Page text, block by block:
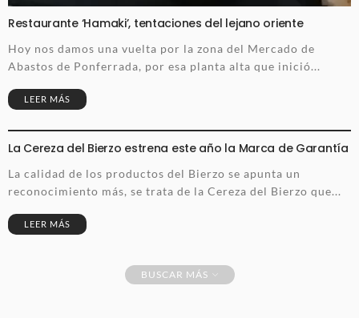
Restaurante ‘Hamaki’, tentaciones del lejano oriente
Hoy nos damos una vuelta por la zona del Mercado de
Abastos de Ponferrada, por esa planta alta que inició...
LEER MÁS
La Cereza del Bierzo estrena este año la Marca de Garantía
La calidad de los productos del Bierzo se apunta un
reconocimiento más, se trata de la Cereza del Bierzo que...
LEER MÁS
BUSCAR MÁS